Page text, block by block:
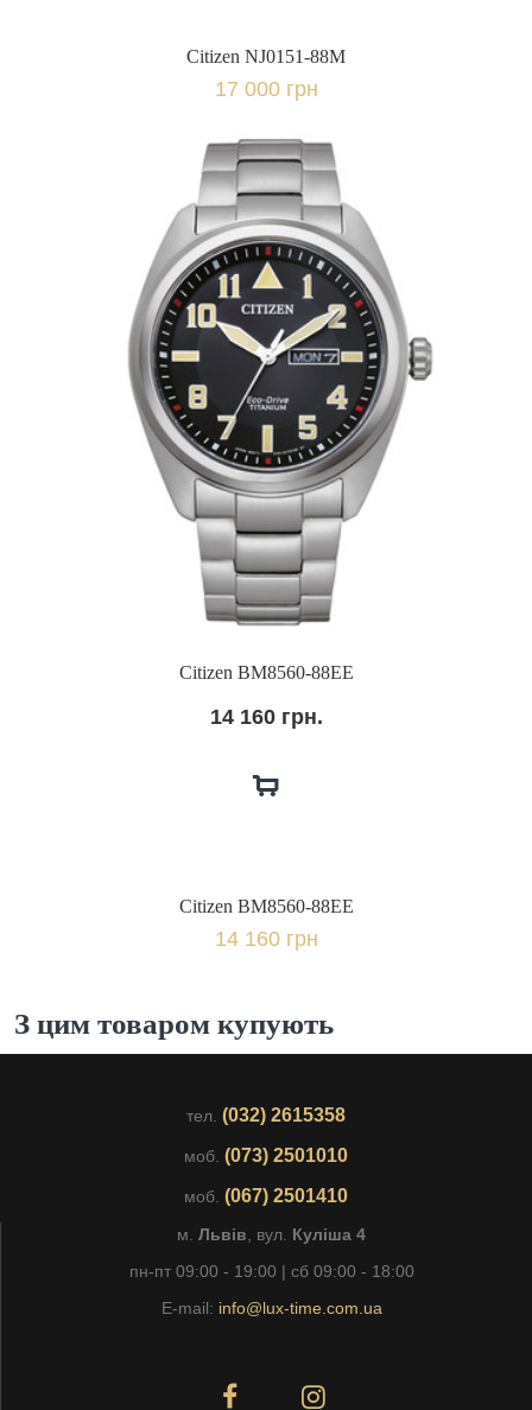
Citizen NJ0151-88M
17 000 грн
Citizen BM8560-88EE
14 160 грн.
Citizen BM8560-88EE
14 160 грн
З цим товаром купують
тел. (032) 2615358
моб. (073) 2501010
моб. (067) 2501410
м. Львів , вул. Куліша 4
пн-пт 09:00 - 19:00 | сб 09:00 - 18:00
E-mail: info@lux-time.com.ua